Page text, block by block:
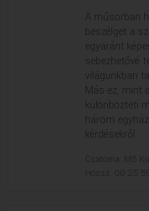
A műsorban
beszélget a
egyaránt
sebezhetővé
világunkban
Más ez, mint
különbözteti
három
kérdésekről.
Csatorna: M5
Hossz: 00:25:59